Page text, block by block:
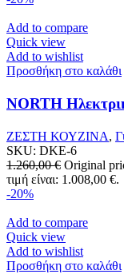
Add to compare
Quick view
Add to wishlist
Προσθήκη στο καλάθι
NORTH
ΖΕΣΤΗ ΚΟΥΖΙΝΑ,
SKU: DKE-6
1.260,00€ Original
τιμή είναι: 1.008,00 €.
-20%
Add to compare
Quick view
Add to wishlist
Προσθήκη στο καλάθι